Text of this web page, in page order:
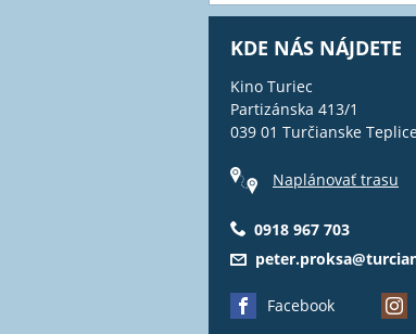
KDE NÁS NÁJDETE
Kino Turiec
Partizánska 413/1
039 01 Turčianske
Naplánovať trasu
0918 967 703
Facebook